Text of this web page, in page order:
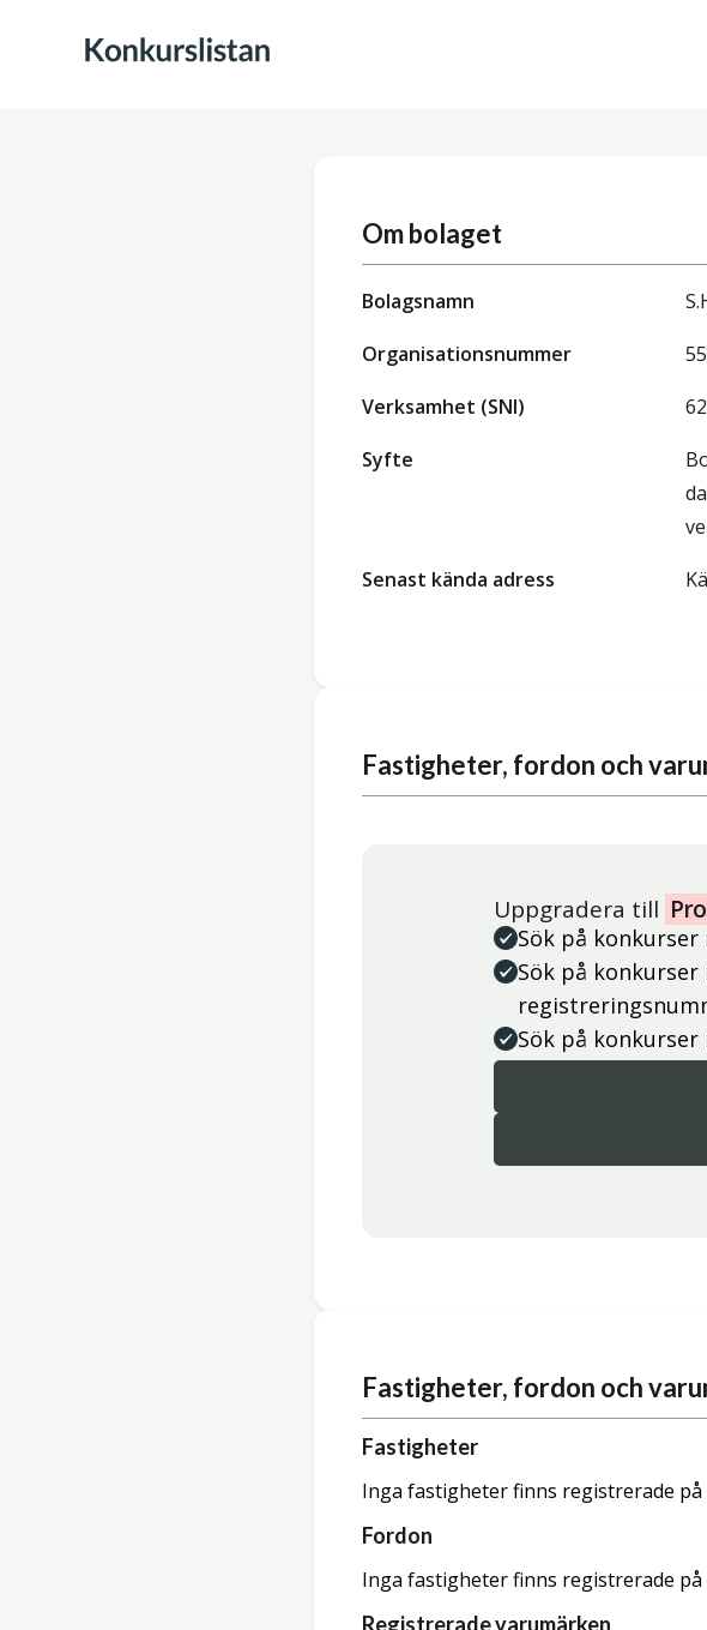
Om bolaget
Bolagsnamn
Organisationsnummer
Verksamhet (SNI)
Syfte
Senast kända adress
Fastigheter, fordon och
Uppgradera till
Sök på
Sök på
Sök på
Fastigheter, fordon och
Fastigheter
Inga fastigheter finns registrerade på
Fordon
Inga fastigheter finns registrerade på
Registrerade varumärken